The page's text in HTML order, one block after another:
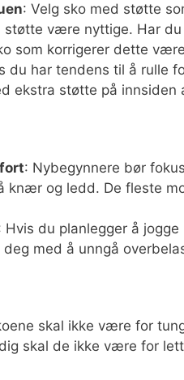
: Velg sko med støtte
støtte være nyttige. Har
som korrigerer dette
du har tendens til å rulle
ekstra støtte på innsiden
: Nybegynnere bør
knær og ledd. De fleste
Hvis du planlegger å
med å unngå
skal ikke være for
skal de ikke være for